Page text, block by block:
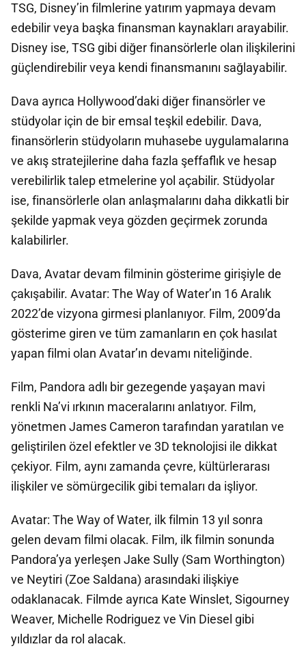
TSG, Disney’in filmlerine yatırım yapmaya devam
edebilir veya başka finansman kaynakları arayabilir.
Disney ise, TSG gibi diğer finansörlerle olan ilişkilerini
güçlendirebilir veya kendi finansmanını sağlayabilir.
Dava ayrıca Hollywood’daki diğer finansörler ve
stüdyolar için de bir emsal teşkil edebilir. Dava,
finansörlerin stüdyoların muhasebe uygulamalarına
ve akış stratejilerine daha fazla şeffaflık ve hesap
verebilirlik talep etmelerine yol açabilir. Stüdyolar
ise, finansörlerle olan anlaşmalarını daha dikkatli bir
şekilde yapmak veya gözden geçirmek zorunda
kalabilirler.
Dava, Avatar devam filminin gösterime girişiyle de
çakışabilir. Avatar: The Way of Water’ın 16 Aralık
2022’de vizyona girmesi planlanıyor. Film, 2009’da
gösterime giren ve tüm zamanların en çok hasılat
yapan filmi olan Avatar’ın devamı niteliğinde.
Film, Pandora adlı bir gezegende yaşayan mavi
renkli Na’vi ırkının maceralarını anlatıyor. Film,
yönetmen James Cameron tarafından yaratılan ve
geliştirilen özel efektler ve 3D teknolojisi ile dikkat
çekiyor. Film, aynı zamanda çevre, kültürlerarası
ilişkiler ve sömürgecilik gibi temaları da işliyor.
Avatar: The Way of Water, ilk filmin 13 yıl sonra
gelen devam filmi olacak. Film, ilk filmin sonunda
Pandora’ya yerleşen Jake Sully (Sam Worthington)
ve Neytiri (Zoe Saldana) arasındaki ilişkiye
odaklanacak. Filmde ayrıca Kate Winslet, Sigourney
Weaver, Michelle Rodriguez ve Vin Diesel gibi
yıldızlar da rol alacak.